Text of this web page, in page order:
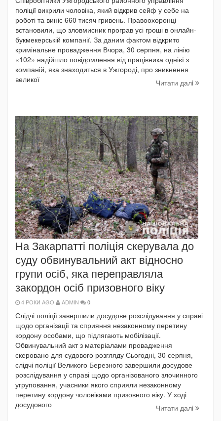
поліції викрили чоловіка, який відкрив сейф у себе на
роботі та виніс 660 тисяч гривень. Правоохоронці
встановили, що зловмисник програв усі гроші в онлайн-
букмекерській компанії. За даним фактом відкрито
кримінальне провадження Вчора, 30 серпня, на лінію
«102» надійшло повідомлення від працівника однієї з
компаній, яка знаходиться в Ужгороді, про зникнення
великої
Читати далi
На Закарпатті поліція скерувала до
суду обвинувальний акт відносно
групи осіб, яка переправляла
закордон осіб призовного віку
4 РОКИ AGO ADMIN 0
Слідчі поліції завершили досудове розслідування у справі
щодо організації та сприяння незаконному перетину
кордону особами, що підлягають мобілізації.
Обвинувальний акт з матеріалами провадження
скеровано для судового розгляду Сьогодні, 30 серпня,
слідчі поліції Великого Березного завершили досудове
розслідування у справі щодо організованого злочинного
угруповання, учасники якого сприяли незаконному
перетину кордону чоловіками призовного віку. У ході
досудового
Читати далi